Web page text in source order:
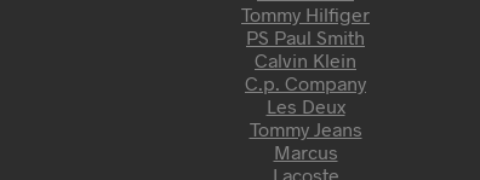
Tommy Hilfiger
PS Paul Smith
Calvin Klein
C.p. Company
Les Deux
Tommy Jeans
Marcus
Lacoste